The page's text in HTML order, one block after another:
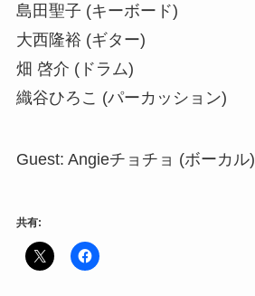
島田聖子 (キーボード)
大西隆裕 (ギター)
畑 啓介 (ドラム)
織谷ひろこ (パーカッション)
Guest: Angieチョチョ (ボーカル)
共有: